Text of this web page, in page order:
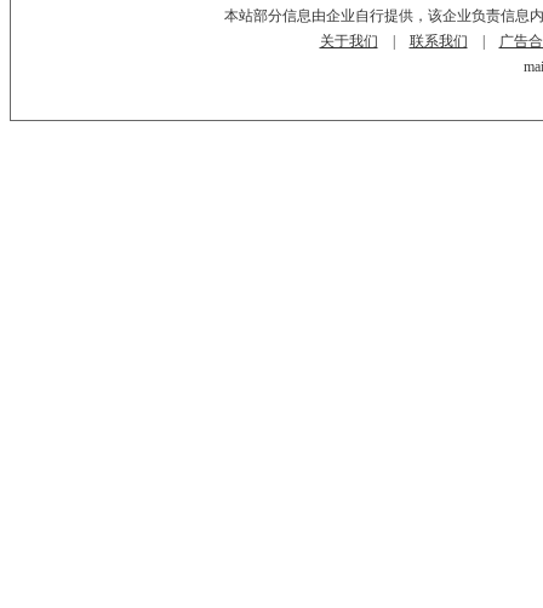
本站部分信息由企业自行提供，该企业负责信息
关于我们
联系我们
广告